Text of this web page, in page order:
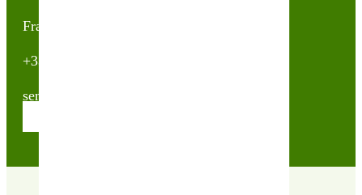
France
+33(0)2 40 23 63 24
sembio@partnerandco.fr